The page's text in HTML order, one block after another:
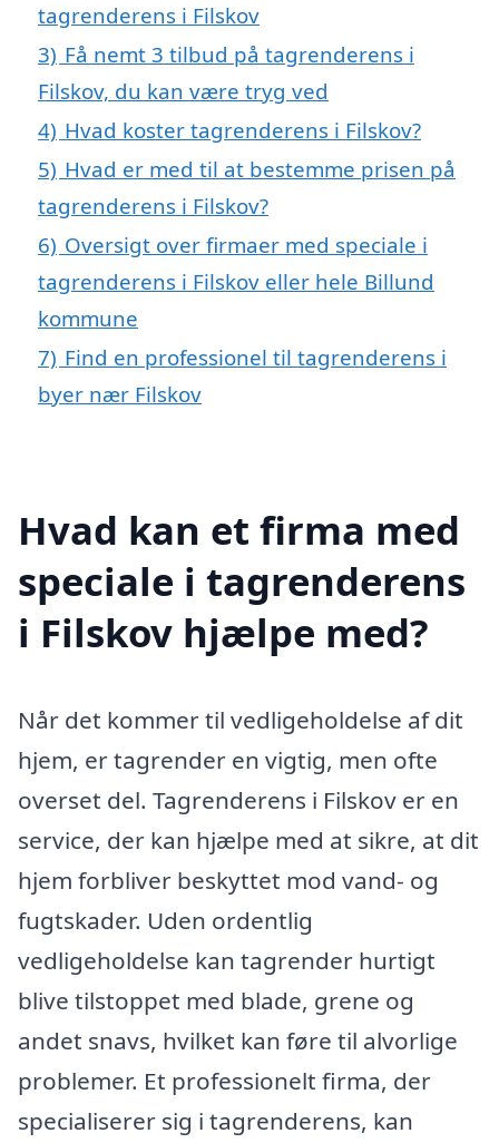
tagrenderens i Filskov
3) Få nemt 3 tilbud på tagrenderens i
Filskov, du kan være tryg ved
4) Hvad koster tagrenderens i Filskov?
5) Hvad er med til at bestemme prisen på
tagrenderens i Filskov?
6) Oversigt over firmaer med speciale i
tagrenderens i Filskov eller hele Billund
kommune
7) Find en professionel til tagrenderens i
byer nær Filskov
Hvad kan et firma med
speciale i tagrenderens
i Filskov hjælpe med?
Når det kommer til vedligeholdelse af dit
hjem, er tagrender en vigtig, men ofte
overset del. Tagrenderens i Filskov er en
service, der kan hjælpe med at sikre, at dit
hjem forbliver beskyttet mod vand- og
fugtskader. Uden ordentlig
vedligeholdelse kan tagrender hurtigt
blive tilstoppet med blade, grene og
andet snavs, hvilket kan føre til alvorlige
problemer. Et professionelt firma, der
specialiserer sig i tagrenderens, kan